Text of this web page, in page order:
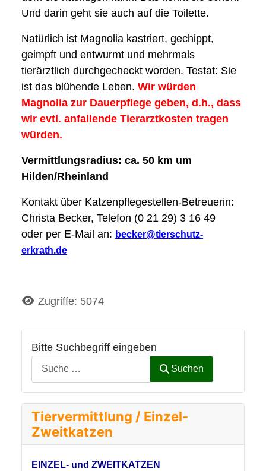
Bitte Suchbegriff eingeben
Suchen
Tiervermittlung / Einzel-
Zweitkatzen
EINZEL- und ZWEITKATZEN
Und darin geht sie auch auf die Toilette.
Natürlich ist Magnolia kastriert, gechippt,
geimpft und entwurmt und mehrmals
tierärztlich durchgecheckt worden. Testat: Sie
ist das blühende Leben. Wir würden
Magnolia zur Dauerpflege geben, d.h., dass
wir evtl. anfallende Tierarztkosten tragen
würden.
Vermittlungsradius: ca. 50 km um
Hilden/Rheinland
Kontakt über Katzenpflegestellen-Betreuerin:
Christa Becker, Telefon (0 21 29) 3 16 49
oder per E-Mail an: becker@tierschutz-
erkrath.de
DetailsZugriffe: 5074